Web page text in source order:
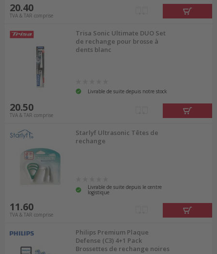
20.40
TVA & TAR comprise
Trisa Sonic Ultimate DUO Set
de rechange pour brosse à
dents blanc
Livrable de suite depuis notre stock
20.50
TVA & TAR comprise
Starlyf Ultrasonic Têtes de
rechange
Livrable de suite depuis le centre
logistique
11.60
TVA & TAR comprise
Philips Premium Plaque
Defense (C3) 4+1 Pack
Brossettes de rechange noires